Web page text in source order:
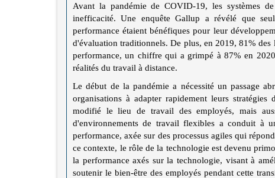
Avant la pandémie de COVID-19, les systèmes
inefficacité. Une enquête Gallup a révélé que
performance étaient bénéfiques pour leur
d'évaluation traditionnels. De plus, en 2019, 81% des
performance, un chiffre qui a grimpé à 87% en
réalités du travail à distance.
Le début de la pandémie a nécessité un passage
organisations à adapter rapidement leurs
modifié le lieu de travail des employés, mais
d'environnements de travail flexibles a conduit à
performance, axée sur des processus agiles qui
ce contexte, le rôle de la technologie est devenu
la performance axés sur la technologie, visant à
soutenir le bien-être des employés pendant cette